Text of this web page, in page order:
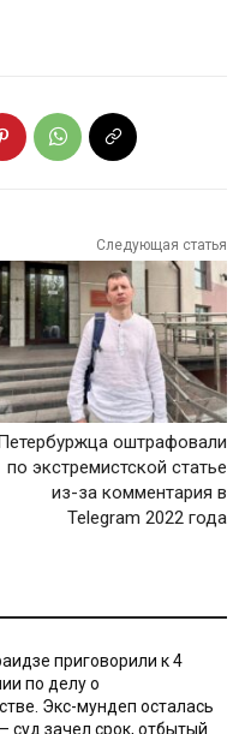
Следующая статья
оштрафовали
по экстремистской статье
из-за комментария в
Telegram 2022 года
приговорили к 4
по делу о
Экс-мундеп осталась
суд зачел срок, отбытый